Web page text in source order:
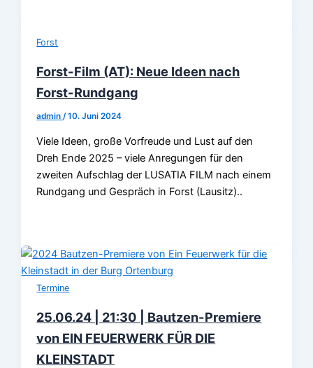
Forst
Forst-Film (AT): Neue Ideen nach
Forst-Rundgang
admin/10. Juni 2024
Viele Ideen, große Vorfreude und Lust auf den
Dreh Ende 2025 – viele Anregungen für den
zweiten Aufschlag der LUSATIA FILM nach einem
Rundgang und Gespräch in Forst (Lausitz)..
Termine
25.06.24 | 21:30 | Bautzen-Premiere
von EIN FEUERWERK FÜR DIE
KLEINSTADT